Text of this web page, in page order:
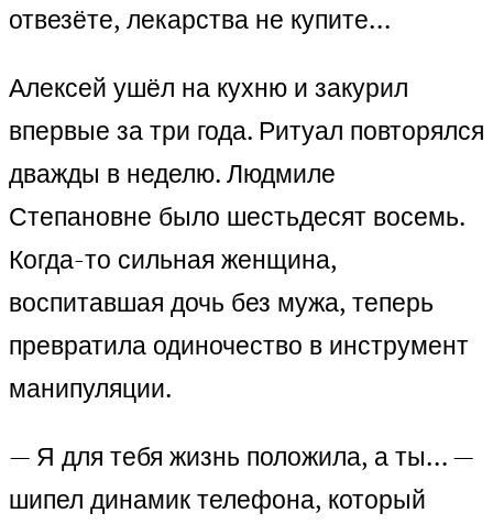
отвезёте, лекарства не купите…
Алексей ушёл на кухню и закурил
впервые за три года. Ритуал повторялся
дважды в неделю. Людмиле
Степановне было шестьдесят восемь.
Когда-то сильная женщина,
воспитавшая дочь без мужа, теперь
превратила одиночество в инструмент
манипуляции.
— Я для тебя жизнь положила, а ты… —
шипел динамик телефона, который